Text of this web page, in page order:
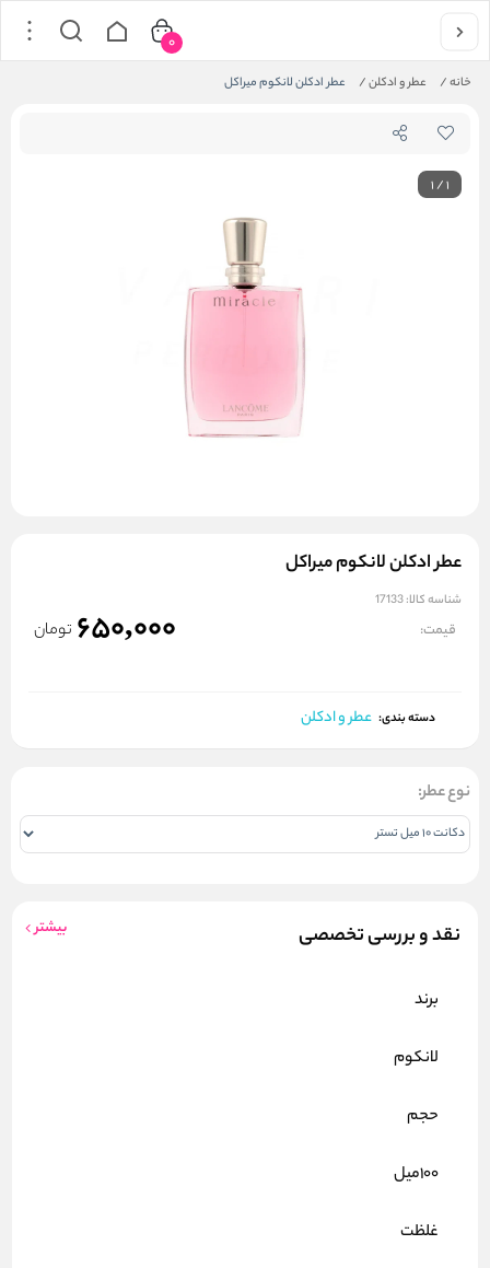
خانه/ عطر و ادکلن/ عطر ادکلن لانکوم میراکل
0
1/1
عطر ادکلن لانکوم میراکل
شناسه کالا:17133
قیمت: 650,000 تومان
دسته بندی: عطر و ادکلن
نقد و بررسی تخصصی بیشتر
برند
لانکوم
حجم
100میل
غلظت
نوع عطر: